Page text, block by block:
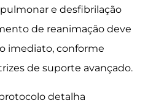
e desfibrilação
de reanimação deve
imediato, conforme
de suporte avançado.
detalha